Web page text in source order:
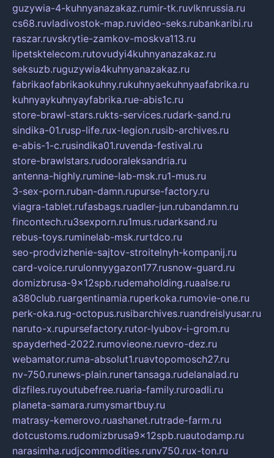
guzywia-4-kuhnyanazakaz.rumir-tk.ruvlknrussia.ru
cs68.ruvladivostok-map.ruvideo-seks.rubankaribi.ru
raszar.ruvskrytie-zamkov-moskva113.ru
lipetsktelecom.rutovudyi4kuhnyanazakaz.ru
seksuzb.ruguzywia4kuhnyanazakaz.ru
fabrikaofabrikaokuhny.rukuhnyaekuhnyaafabrika.ru
kuhnyaykuhnyayfabrika.rue-abis1c.ru
store-brawl-stars.rukts-services.rudark-sand.ru
sindika-01.rusp-life.rux-legion.rusib-archives.ru
e-abis-1-c.rusindika01.ruvenda-festival.ru
store-brawlstars.rudooraleksandria.ru
antenna-highly.rumine-lab-msk.ru1-mus.ru
3-sex-porn.ruban-damn.rupurse-factory.ru
viagra-tablet.rufasbags.ruadler-jun.rubandamn.ru
fincontech.ru3sexporn.ru1mus.rudarksand.ru
rebus-toys.ruminelab-msk.rurtdco.ru
seo-prodvizhenie-sajtov-stroitelnyh-kompanij.ru
card-voice.rurulonnyygazon177.rusnow-guard.ru
domizbrusa-9x12spb.rudemaholding.ruaalse.ru
a380club.ruargentinamia.ruperkoka.rumovie-one.ru
perk-oka.rug-octopus.rusibarchives.ruandreislyusar.ru
naruto-x.rupursefactory.rutor-lyubov-i-grom.ru
spayderhed-2022.rumovieone.ruevro-dez.ru
webamator.ruma-absolut1.ruavtopomosch27.ru
nv-750.runews-plain.runertansaga.rudelanalad.ru
dizfiles.ruyoutubefree.ruaria-family.ruroadli.ru
planeta-samara.rumysmartbuy.ru
matrasy-kemerovo.ruashanet.rutrade-farm.ru
dotcustoms.rudomizbrusa9x12spb.ruautodamp.ru
narasimha.rudjcommodities.runv750.rux-ton.ru